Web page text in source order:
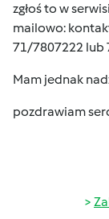
zgłoś to w
mailowo:
71/7807222 lub
Mam jednak
pozdrawiam